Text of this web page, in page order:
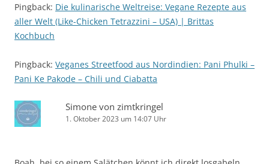
Pingback: Die kulinarische Weltreise: Vegane Rezepte aus
aller Welt (Like-Chicken Tetrazzini – USA) | Brittas
Kochbuch
Pingback: Veganes Streetfood aus Nordindien: Pani Phulki –
Pani Ke Pakode – Chili und Ciabatta
Simone von zimtkringel
1. Oktober 2023 um 14:07 Uhr